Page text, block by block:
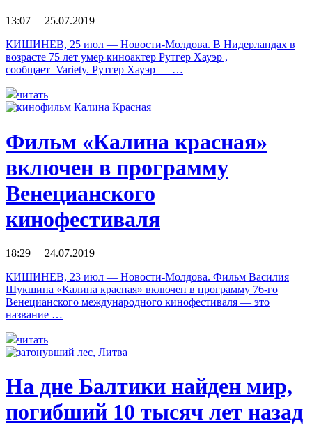
13:07 25.07.2019
КИШИНЕВ, 25 июл — Новости-Молдова. В Нидерландах в
возрасте 75 лет умер киноактер Рутгер Хауэр ,
сообщает Variety. Рутгер Хауэр — …
читать
Фильм «Калина красная»
включен в программу
Венецианского
кинофестиваля
18:29 24.07.2019
КИШИНЕВ, 23 июл — Новости-Молдова. Фильм Василия
Шукшина «Калина красная» включен в программу 76-го
Венецианского международного кинофестиваля — это
название …
читать
На дне Балтики найден мир,
погибший 10 тысяч лет назад